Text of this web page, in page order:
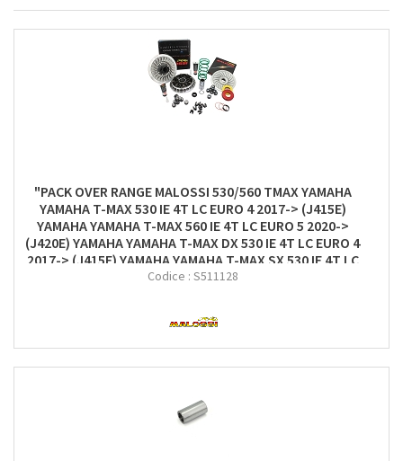
"PACK OVER RANGE MALOSSI 530/560 TMAX YAMAHA
YAMAHA T-MAX 530 IE 4T LC EURO 4 2017-> (J415E)
YAMAHA YAMAHA T-MAX 560 IE 4T LC EURO 5 2020->
(J420E) YAMAHA YAMAHA T-MAX DX 530 IE 4T LC EURO 4
2017-> (J415E) YAMAHA YAMAHA T-MAX SX 530 IE 4T LC
EURO 4 2017-> (J415E) YAMAHA YAMAHA T-MAX TECH"
Codice : S511128